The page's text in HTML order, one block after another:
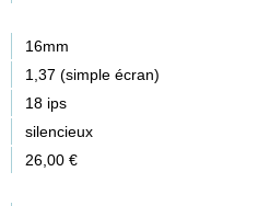
16mm
1,37 (simple écran)
18 ips
silencieux
26,00 €